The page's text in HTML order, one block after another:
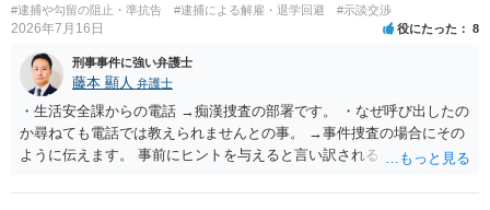
#逮捕や勾留の阻止・準抗告
#逮捕による解雇・退学回避 #示談交渉
2026年7月16日 役にたった 8
刑事事件に強い弁護士
藤本 顯人 弁護士
・生活安全課からの電話 →痴漢捜査の部署です。 ・なぜ呼び出したの
か尋ねても電話では教えられませんとの事。 →事件捜査の場合にその
ように伝えます。 事前にヒントを与えると言い訳されるからです。 ・
たり →やはり痴漢として疑われているのでは。 そもそも痴漢をやって